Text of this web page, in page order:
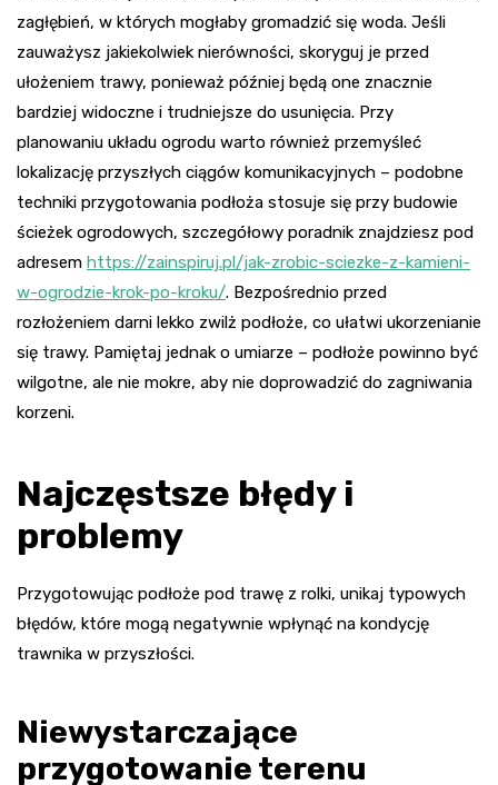
zagłębień, w których mogłaby gromadzić się woda. Jeśli
zauważysz jakiekolwiek nierówności, skoryguj je przed
ułożeniem trawy, ponieważ później będą one znacznie
bardziej widoczne i trudniejsze do usunięcia. Przy
planowaniu układu ogrodu warto również przemyśleć
lokalizację przyszłych ciągów komunikacyjnych – podobne
techniki przygotowania podłoża stosuje się przy budowie
ścieżek ogrodowych, szczegółowy poradnik znajdziesz pod
adresem https://zainspiruj.pl/jak-zrobic-sciezke-z-kamieni-
w-ogrodzie-krok-po-kroku/. Bezpośrednio przed
rozłożeniem darni lekko zwilż podłoże, co ułatwi ukorzenianie
się trawy. Pamiętaj jednak o umiarze – podłoże powinno być
wilgotne, ale nie mokre, aby nie doprowadzić do zagniwania
korzeni.
Najczęstsze błędy i
problemy
Przygotowując podłoże pod trawę z rolki, unikaj typowych
błędów, które mogą negatywnie wpłynąć na kondycję
trawnika w przyszłości.
Niewystarczające
przygotowanie terenu